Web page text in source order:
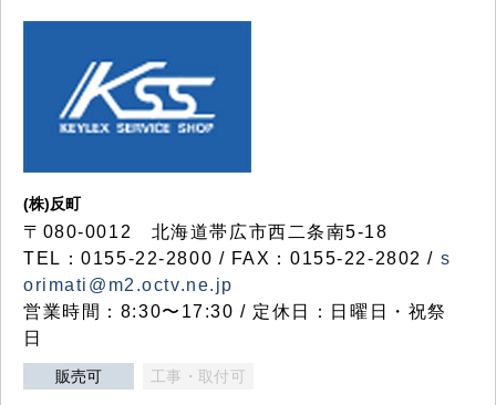
(株)反町
〒080-0012 北海道帯広市西二条南5-18
TEL：0155-22-2800 / FAX：0155-22-2802 / s
orimati@m2.octv.ne.jp
営業時間：8:30〜17:30 / 定休日：日曜日・祝祭
日
販売可 工事・取付可